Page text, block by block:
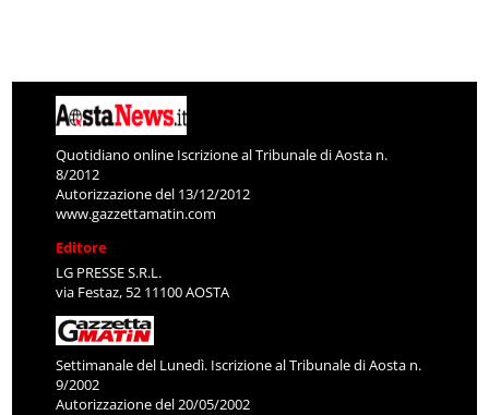
Quotidiano online Iscrizione al Tribunale di Aosta n.
8/2012
Autorizzazione del 13/12/2012
www.gazzettamatin.com
Editore
LG PRESSE S.R.L.
via Festaz, 52 11100 AOSTA
Settimanale del Lunedì. Iscrizione al Tribunale di Aosta n.
9/2002
Autorizzazione del 20/05/2002